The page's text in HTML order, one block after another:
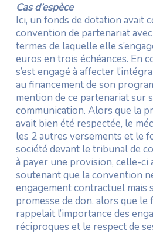
Cas d’espèce
Ici, un fonds de dotation avait
convention de partenariat
termes de laquelle elle
euros en trois échéances. En
s’est engagé à affecter
au financement de son
mention de ce partenariat sur
communication. Alors que la
avait bien été respectée, le
les 2 autres versements et le
société devant le tribunal de
à payer une provision, celle-ci
soutenant que la convention
engagement contractuel mais
promesse de don, alors que le
rappelait l’importance des
réciproques et le respect de